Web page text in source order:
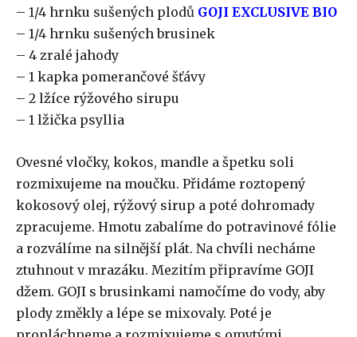
– 1/4 hrnku sušených plodů GOJI EXCLUSIVE BIO
– 1/4 hrnku sušených brusinek
– 4 zralé jahody
– 1 kapka pomerančové šťávy
– 2 lžíce rýžového sirupu
– 1 lžička psyllia
Ovesné vločky, kokos, mandle a špetku soli
rozmixujeme na moučku. Přidáme roztopený
kokosový olej, rýžový sirup a poté dohromady
zpracujeme. Hmotu zabalíme do potravinové fólie
a rozválíme na silnější plát. Na chvíli necháme
ztuhnout v mrazáku. Mezitím připravíme GOJI
džem. GOJI s brusinkami namočíme do vody, aby
plody změkly a lépe se mixovaly. Poté je